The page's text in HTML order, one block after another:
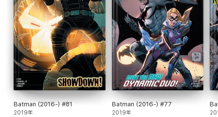
Batman (2016-) #81
2019年
Batman (2016-) #77
2019年